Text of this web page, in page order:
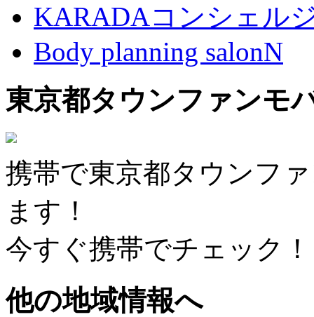
KARADAコンシェル
Body planning salonN
東京都タウンファンモ
携帯で東京都タウンフ
ます！
今すぐ携帯でチェック！
他の地域情報へ